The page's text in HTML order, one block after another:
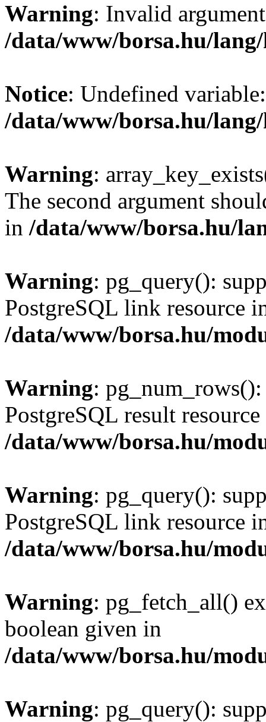
Warning: Invalid
/data/www/borsa.hu/
Notice: Undefined
/data/www/borsa.hu/
Warning:
The second argument
in /data/www/borsa.hu/
Warning: pg_query():
PostgreSQL link resource
/data/www/borsa.hu/
Warning:
PostgreSQL result
/data/www/borsa.hu/
Warning: pg_query():
PostgreSQL link resource
/data/www/borsa.hu/
Warning: pg_fetch_all()
boolean given in
/data/www/borsa.hu/
Warning: pg_query():